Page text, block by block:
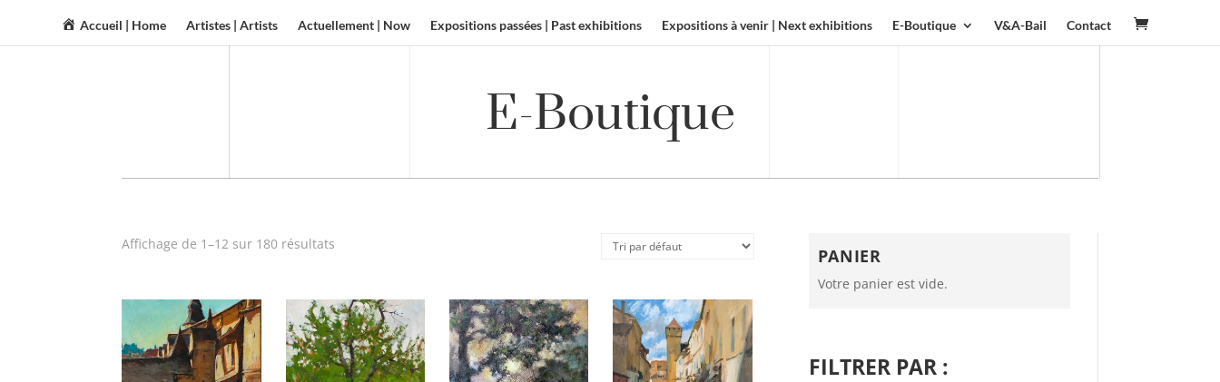
Accueil | Home Artistes | Artists Actuellement | Now Expositions passées | Past exhibitions Expositions à venir | Next exhibitions E-Boutique V&A-Bail Contact
E-Boutique
Affichage de 1–12 sur 180 résultats
PANIER
Votre panier est vide.
FILTRER PAR :